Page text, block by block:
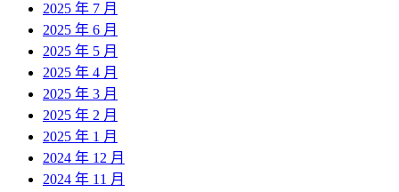
2025 年 7 月
2025 年 6 月
2025 年 5 月
2025 年 4 月
2025 年 3 月
2025 年 2 月
2025 年 1 月
2024 年 12 月
2024 年 11 月